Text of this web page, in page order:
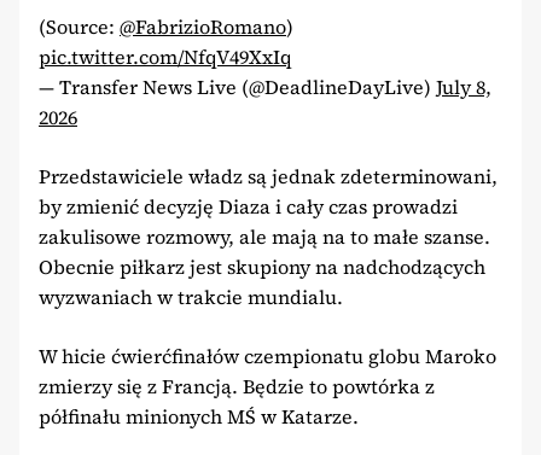
(Source: @FabrizioRomano)
pic.twitter.com/NfqV49XxIq
— Transfer News Live (@DeadlineDayLive) July 8,
2026
Przedstawiciele władz są jednak zdeterminowani,
by zmienić decyzję Diaza i cały czas prowadzi
zakulisowe rozmowy, ale mają na to małe szanse.
Obecnie piłkarz jest skupiony na nadchodzących
wyzwaniach w trakcie mundialu.
W hicie ćwierćfinałów czempionatu globu Maroko
zmierzy się z Francją. Będzie to powtórka z
półfinału minionych MŚ w Katarze.